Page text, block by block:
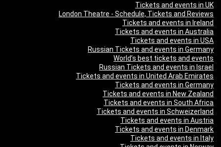
Tickets and events in UK
London Theatre - Schedule, Tickets and Reviews
Tickets and events in Ireland
Tickets and events in Australia
Tickets and events in USA
Russian Tickets and events in Germany
World’s best tickets and events
Russian Tickets and events in Israel
Tickets and events in United Arab Emirates
Tickets and events in Germany
Tickets and events in New Zealand
Tickets and events in South Africa
Tickets and events in Schweizerland
Tickets and events in Austria
Tickets and events in Denmark
Tickets and events in Italy